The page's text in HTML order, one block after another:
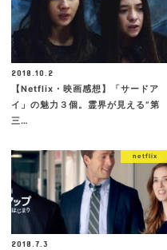
2018.10.2
【Netflix・映画感想】「サードア
イ」の魅力３個。霊界が見える“第
三…
netflix
2018.7.3